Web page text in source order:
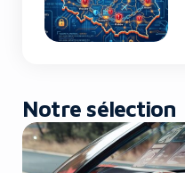
Notre sélection